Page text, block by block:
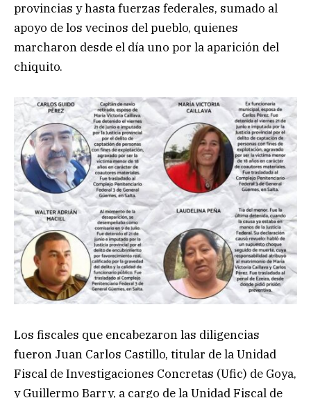
provincias y hasta fuerzas federales, sumado al
apoyo de los vecinos del pueblo, quienes
marcharon desde el día uno por la aparición del
chiquito.
Los fiscales que encabezaron las diligencias
fueron Juan Carlos Castillo, titular de la Unidad
Fiscal de Investigaciones Concretas (Ufic) de Goya,
y Guillermo Barry, a cargo de la Unidad Fiscal de